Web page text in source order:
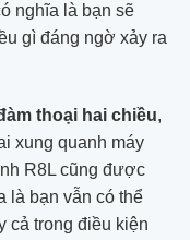
nghĩa là bạn sẽ
gì đáng ngờ xảy ra
thoại hai chiều,
xung quanh máy
R8L cũng được
là bạn vẫn có thể
cả trong điều kiện